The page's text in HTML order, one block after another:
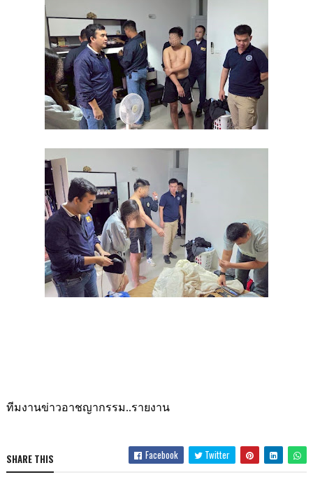
ทีมงานข่าวอาชญากรรม..รายงาน
SHARE THIS Facebook Twitter